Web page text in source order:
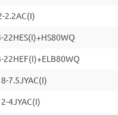
2.2AC(I)
22HEF(I)+ELB80WQ
7.5JYAC(I)
4JYAC(I)